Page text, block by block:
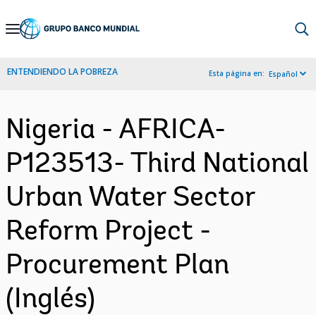
Skip
Navigation
ENTENDIENDO LA POBREZA Esta página en: Español
Nigeria - AFRICA-
P123513- Third National
Urban Water Sector
Reform Project -
Procurement Plan
(Inglés)